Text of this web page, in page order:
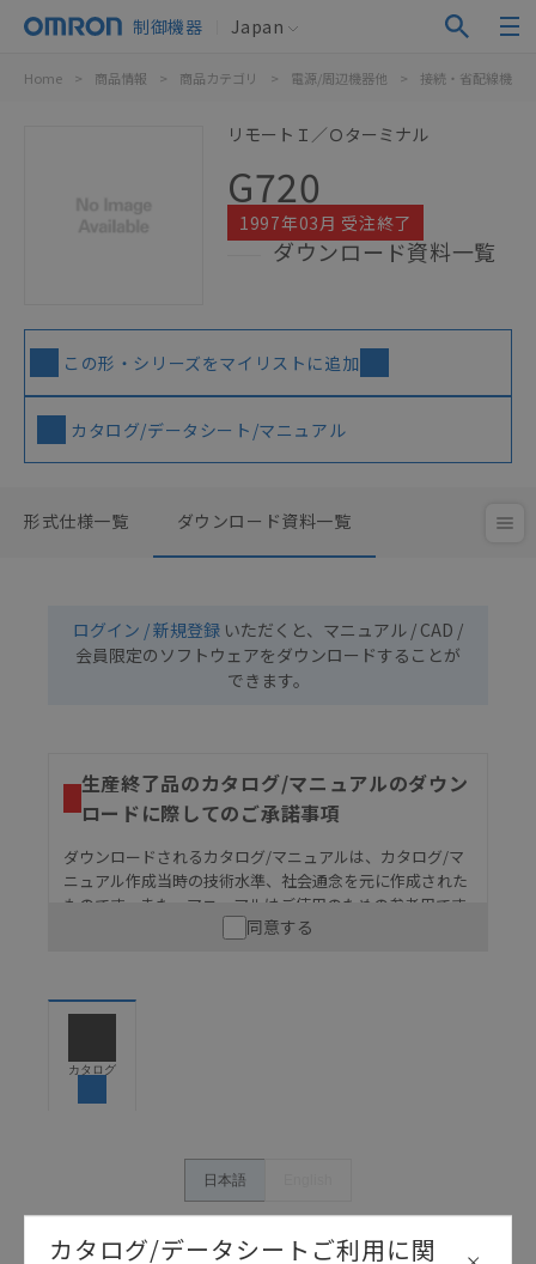
制御機器 Japan
Home > 商品情報 > 商品カテゴリ > 電源/周辺機器他 > 接続・省配線機器
リモートＩ／Ｏターミナル
G720
1997年03月 受注終了
ダウンロード資料一覧
この形・シリーズをマイリストに追加
カタログ/データシート/マニュアル
形式仕様一覧 ダウンロード資料一覧
ログイン / 新規登録 いただくと、マニュアル / CAD /
会員限定のソフトウェアをダウンロードすることが
できます。
生産終了品のカタログ/マニュアルのダウン
ロードに際してのご承諾事項
ダウンロードされるカタログ/マニュアルは、カタログ/マ
ニュアル作成当時の技術水準、社会通念を元に作成された
ものです。また、マニュアルはご使用のための参考用です
ので、ご使用にあたっての安全性については十分にご配慮
うな用途に使用される場合には、システム全体として
保できるよう設計されていること、および本製品が全
ン事例は参考用ですので、ご採用に際しては機器・装
置の機能や安全性をご確認のうえご使用ください。・
商品に接続される推奨機器等、現在では入手困難なも
のもそのまま記載しています。・誤字、脱字が含まれ
同意する
カタログ
日本語
カタログ/データシートご利用に関